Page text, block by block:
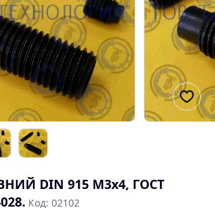
DIN 915 М3х4, ГОСТ
Код: 02102